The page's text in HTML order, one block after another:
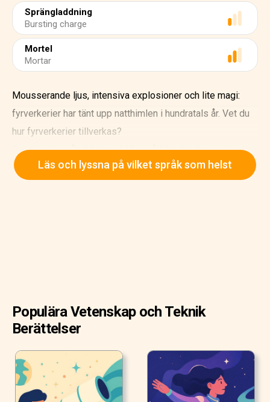
Sprängladdning
Bursting charge
Mortel
Mortar
Mousserande ljus, intensiva explosioner och lite magi:
fyrverkerier har tänt upp natthimlen i hundratals år. Vet du
hur fyrverkerier tillverkas?
Fyrverkerier går tillbaka till Kina på 10-talet. Legenden
säger att en kinesisk kock av misstag blandade
Läs och lyssna på vilket språk som helst
Populära Vetenskap och Teknik
Berättelser